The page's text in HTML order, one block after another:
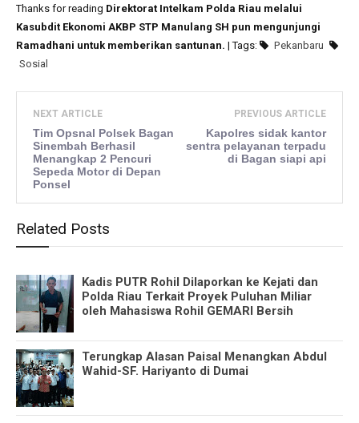
Thanks for reading Direktorat Intelkam Polda Riau melalui
Kasubdit Ekonomi AKBP STP Manulang SH pun mengunjungi
Ramadhani untuk memberikan santunan. | Tags:
Pekanbaru
Sosial
NEXT ARTICLE
Tim Opsnal Polsek Bagan
Sinembah Berhasil
Menangkap 2 Pencuri
Sepeda Motor di Depan
Ponsel
PREVIOUS ARTICLE
Kapolres sidak kantor
sentra pelayanan terpadu
di Bagan siapi api
Related Posts
Kadis PUTR Rohil Dilaporkan ke Kejati dan
Polda Riau Terkait Proyek Puluhan Miliar
oleh Mahasiswa Rohil GEMARI Bersih
Terungkap Alasan Paisal Menangkan Abdul
Wahid-SF. Hariyanto di Dumai